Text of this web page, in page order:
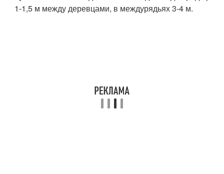
1-1,5 м между деревцами, в междурядьях 3-4 м.